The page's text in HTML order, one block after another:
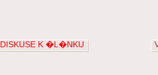
DISKUSE K �L�NKU